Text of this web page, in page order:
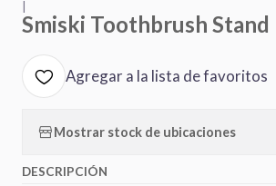
Smiski Toothbrush
Agregar a la lista de favoritos
Mostrar stock de ubicaciones
DESCRIPCIÓN